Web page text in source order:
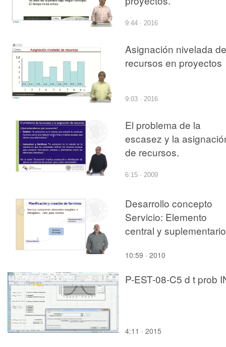
9:44 · 2016
Asignación nivelada de
recursos en proyectos
9:03 · 2016
El problema de la
escasez y la
de recursos.
6:15 · 2009
Desarrollo concepto
Servicio: Elemento
central y
10:59 · 2010
P-EST-08-C5 d t prob
4:11 · 2015